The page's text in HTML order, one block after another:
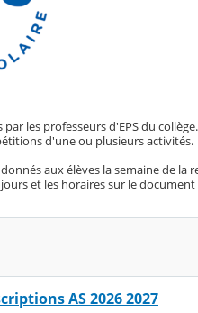
les professeurs d'EPS du
d'une ou plusieurs activités.
aux élèves la semaine de
et les horaires sur le document
AS 2026 2027